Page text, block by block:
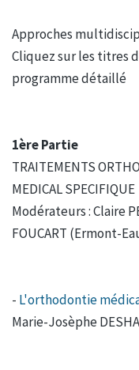
Approches
Cliquez sur les titres
programme détaillé
1ère Partie
TRAITEMENTS
MEDICAL SPECIFIQUE
Modérateurs : Claire
FOUCART (Ermont-
- L'orthodontie
Marie-Josèphe